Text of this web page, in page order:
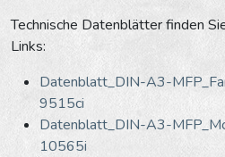
Technische Datenblätter finden
Links:
Datenblatt_DIN-A3-
9515ci
Datenblatt_DIN-A3-
10565i